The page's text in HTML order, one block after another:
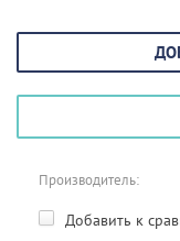
Производитель:
Добавить к